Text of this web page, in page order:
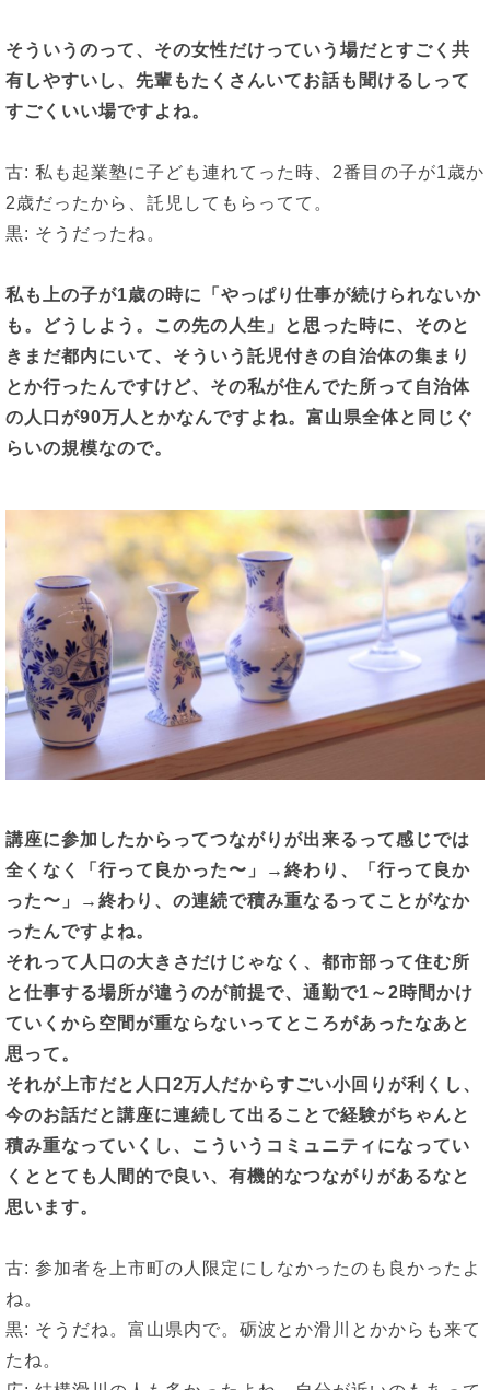
そういうのって、その女性だけっていう場だとすごく共
有しやすいし、先輩もたくさんいてお話も聞けるしって
すごくいい場ですよね。
古: 私も起業塾に子ども連れてった時、2番目の子が1歳か
2歳だったから、託児してもらってて。
黒: そうだったね。
私も上の子が1歳の時に「やっぱり仕事が続けられないか
も。どうしよう。この先の人生」と思った時に、そのと
きまだ都内にいて、そういう託児付きの自治体の集まり
とか行ったんですけど、その私が住んでた所って自治体
の人口が90万人とかなんですよね。富山県全体と同じぐ
らいの規模なので。
講座に参加したからってつながりが出来るって感じでは
全くなく「行って良かった〜」
→ 終わり、「行って良か
った〜」
→ 終わり、の連続で積み重なるってことがなか
ったんですよね。
それって人口の大きさだけじゃなく、都市部って住む所
と仕事する場所が違うのが前提で、通勤で1 ～2時間かけ
ていくから空間が重ならないってところがあったなあと
思って。
それが上市だと人口 2万人だからすごい小回りが利くし、
今のお話だと講座に連続して出ることで経験がちゃんと
積み重なっていくし、こういうコミュニティになってい
くととても人間的で良い、有機的なつながりがあるなと
思います。
古: 参加者を上市町の人限定にしなかったのも良かったよ
ね。
黒: そうだね。富山県内で。砺波とか滑川とかからも来て
たね。